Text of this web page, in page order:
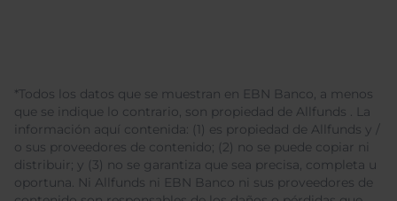
*Todos los datos que se muestran en EBN Banco, a menos
que se indique lo contrario, son propiedad de Allfunds . La
información aquí contenida: (1) es propiedad de Allfunds y /
o sus proveedores de contenido; (2) no se puede copiar ni
distribuir; y (3) no se garantiza que sea precisa, completa u
oportuna. Ni Allfunds ni EBN Banco ni sus proveedores de